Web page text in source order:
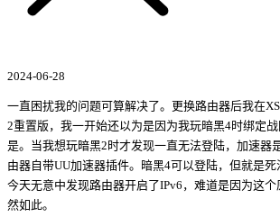
2024-06-28
一直困扰我的问题可算解决了。更换路由器后我在
2重置版，我一开始还以为是因为我玩暗黑4时绑定
是。当我想玩暗黑2时才发现一直无法登陆，加速器
由器自带UU加速器插件。暗黑4可以登陆，但就是死
今天无意中发现路由器开启了IPv6，难道是因为这
然如此。